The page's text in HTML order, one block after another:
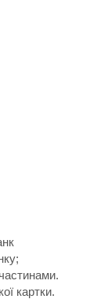
картки.